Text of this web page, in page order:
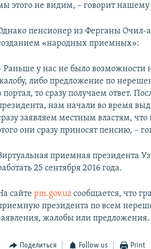
этого не видим, – говорит
пенсионер из Ферганы Очил-
«народных приемных»:
Раньше у нас не было возможности
либо предложение по
портал, то сразу получаем ответ.
нам начали во время
заявляем местным властям,
они сразу приносят пенсию, –
приемная президента
25 сентября 2016 года.
сайтеpm.gov.uz сообщается, что
президента по всем
жалобы или предложения.
Поделиться Follow us Print